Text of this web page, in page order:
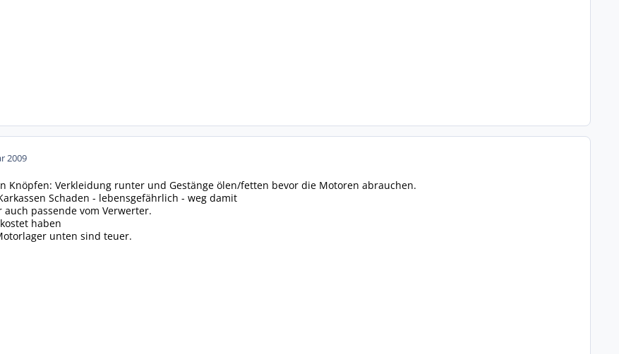
2009
Knöpfen: Verkleidung runter und Gestänge ölen/fetten bevor die Motoren abrauchen.
Schaden - lebensgefährlich - weg damit
passende vom Verwerter.
haben
unten sind teuer.